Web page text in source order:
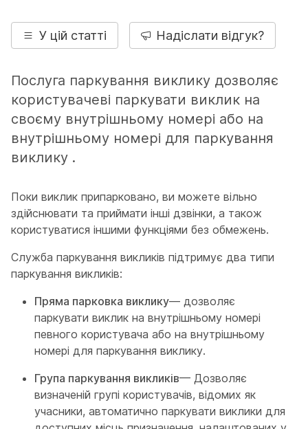
У цій статті Надіслати відгук?
Послуга паркування виклику дозволяє
користувачеві паркувати виклик на
своєму внутрішньому номері або на
внутрішньому номері для паркування
виклику .
Поки виклик припарковано, ви можете вільно
здійснювати та приймати інші дзвінки, а також
користуватися іншими функціями без обмежень.
Служба паркування викликів підтримує два типи
паркування викликів:
Пряма парковка виклику— дозволяє
паркувати виклик на внутрішньому номері
певного користувача або на внутрішньому
номері для паркування виклику.
Група паркування викликів— Дозволяє
визначеній групі користувачів, відомих як
учасники, автоматично паркувати виклики для